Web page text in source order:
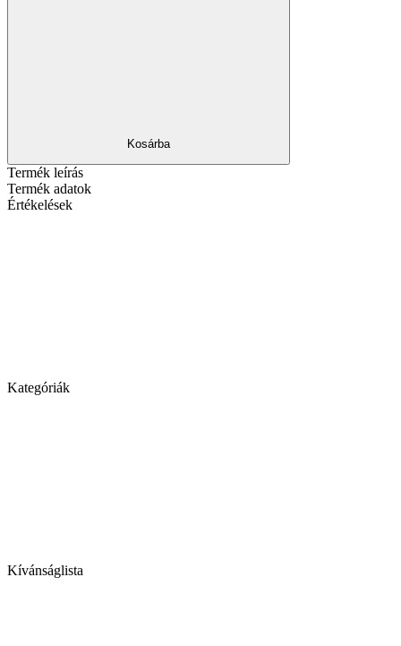
Kosárba
Termék leírás
Termék adatok
Értékelések
Kategóriák
Kívánságlista